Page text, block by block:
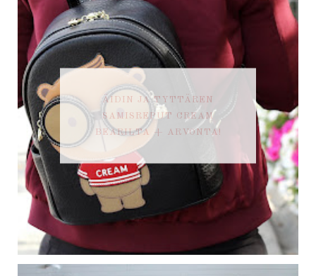
ÄIDIN JA TYTTÄREN
SAMISREPUT CREAM
BEARILTA + ARVONTA!